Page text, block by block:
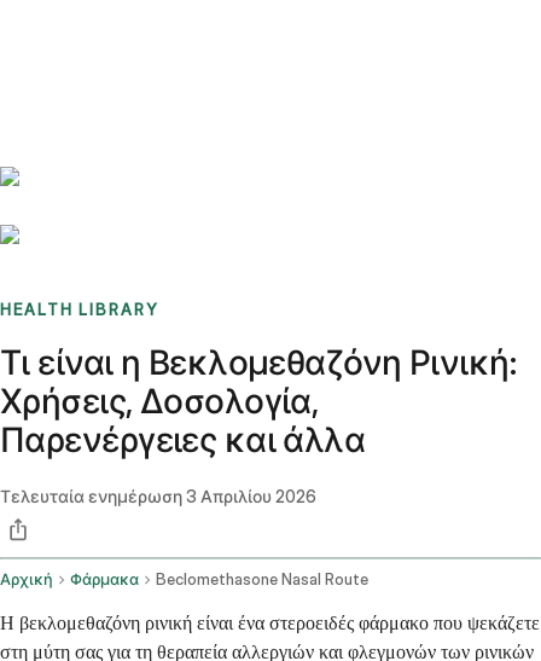
HEALTH LIBRARY
Τι είναι η Βεκλομεθαζόνη Ρινική:
Χρήσεις, Δοσολογία,
Παρενέργειες και άλλα
Τελευταία ενημέρωση3 Απριλίου 2026
Αρχική Φάρμακα Beclomethasone Nasal Route
Η βεκλομεθαζόνη ρινική είναι ένα στεροειδές φάρμακο που ψεκάζετε
στη μύτη σας για τη θεραπεία αλλεργιών και φλεγμονών των ρινικών